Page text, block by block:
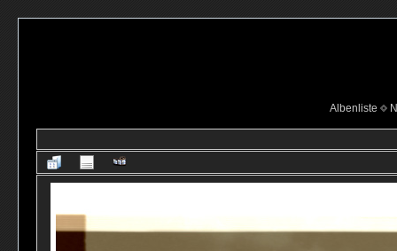
Albenliste